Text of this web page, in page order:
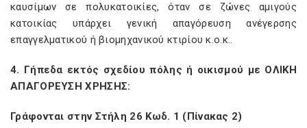
καυσίμων σε πολυκατοικίες, όταν σε ζώνες αμιγούς
κατοικίας υπάρχει γενική απαγόρευση ανέγερσης
επαγγελματικού ή βιομηχανικού κτιρίου κ.ο.κ..
4. Γήπεδα εκτός σχεδίου πόλης ή οικισμού με ΟΛΙΚΗ
ΑΠΑΓΟΡΕΥΣΗ ΧΡΗΣΗΣ:
Γράφονται στην Στήλη 26 Κωδ. 1 (Πίνακας 2)